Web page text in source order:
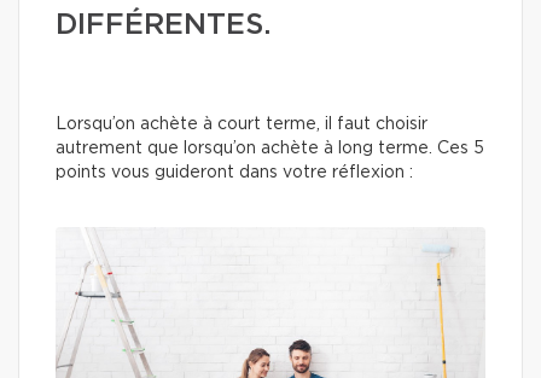
DIFFÉRENTES.
Lorsqu’on achète à court terme, il faut choisir
autrement que lorsqu’on achète à long terme. Ces 5
points vous guideront dans votre réflexion :